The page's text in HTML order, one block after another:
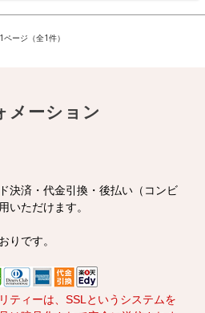
ページ（全1件）
メーション
決済・代金引換・後払い（コンビ
いただけます。
りです。
ティーは、SSLというシステムを